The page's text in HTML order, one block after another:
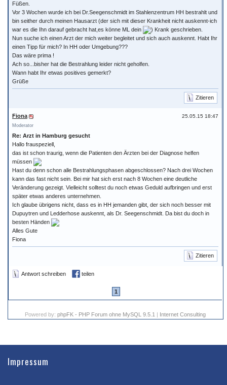
Füßen.
Vor 3 Wochen wurde ich bei Dr.Seegenschmidt im Stahlenzentrum HH bestrahlt und
bin seither durch meinen Hausarzt (der sich mit dieser Krankheit nicht auskennt-ich
war es die Ihn darauf gebracht hat,es könne ML dein
) Krank geschrieben.
Nun suche ich einen Arzt der mich weiter begleitet und sich auch auskennt. Habt Ihr
einen Tipp für mich? In HH oder Umgebung???
Das wäre prima !
Ach so...bisher hat die Bestrahlung leider nicht geholfen.
Wann habt Ihr etwas positives gemerkt?
Grüße
Zitieren
25.05.15 18:47
Fiona
Moderator
Re: Arzt in Hamburg gesucht
Hallo frauspeziell,
das ist schon traurig, wenn die Patienten den Ärzten bei der Diagnose helfen
müssen
Hast du denn schon alle Bestrahlungsphasen abgeschlossen? Nach drei Wochen
kann das fast nicht sein. Bei mir hat sich erst nach 8 Wochen eine deutliche
Veränderung gezeigt. Vielleicht solltest du noch etwas Geduld aufbringen und erst
später etwas anderes unternehmen.
Ich glaube übrigens nicht, dass es in HH jemanden gibt, der sich noch besser mit
Dupuytren und Ledderhose auskennt, als Dr. Seegenschmidt. Da bist du doch in
besten Händen
Alles Gute
Fiona
Zitieren
Antwort schreiben teilen
1
Powered by:phpFK - PHP Forum ohne MySQL 9.5.1 | Internet Consulting
Impressum